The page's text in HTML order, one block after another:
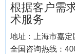
根据客户需
术服务
地址：上海市嘉
全国咨询热线：